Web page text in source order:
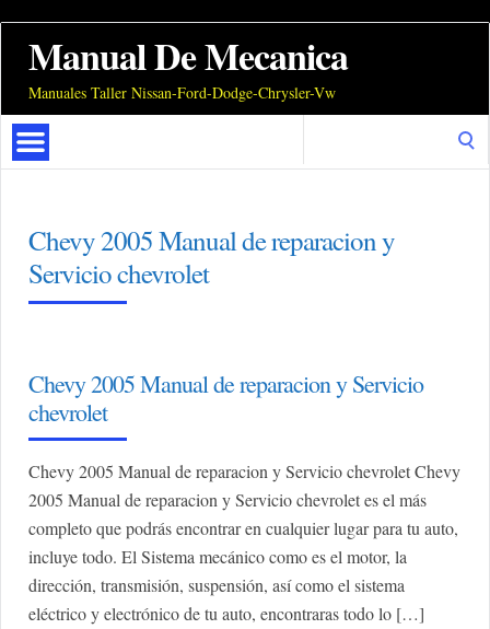
Manual De Mecanica
Manuales Taller Nissan-Ford-Dodge-Chrysler-Vw
Chevy 2005 Manual de reparacion y
Servicio chevrolet
Chevy 2005 Manual de reparacion y Servicio
chevrolet
Chevy 2005 Manual de reparacion y Servicio chevrolet Chevy
2005 Manual de reparacion y Servicio chevrolet es el más
completo que podrás encontrar en cualquier lugar para tu auto,
incluye todo. El Sistema mecánico como es el motor, la
dirección, transmisión, suspensión, así como el sistema
eléctrico y electrónico de tu auto, encontraras todo lo […]